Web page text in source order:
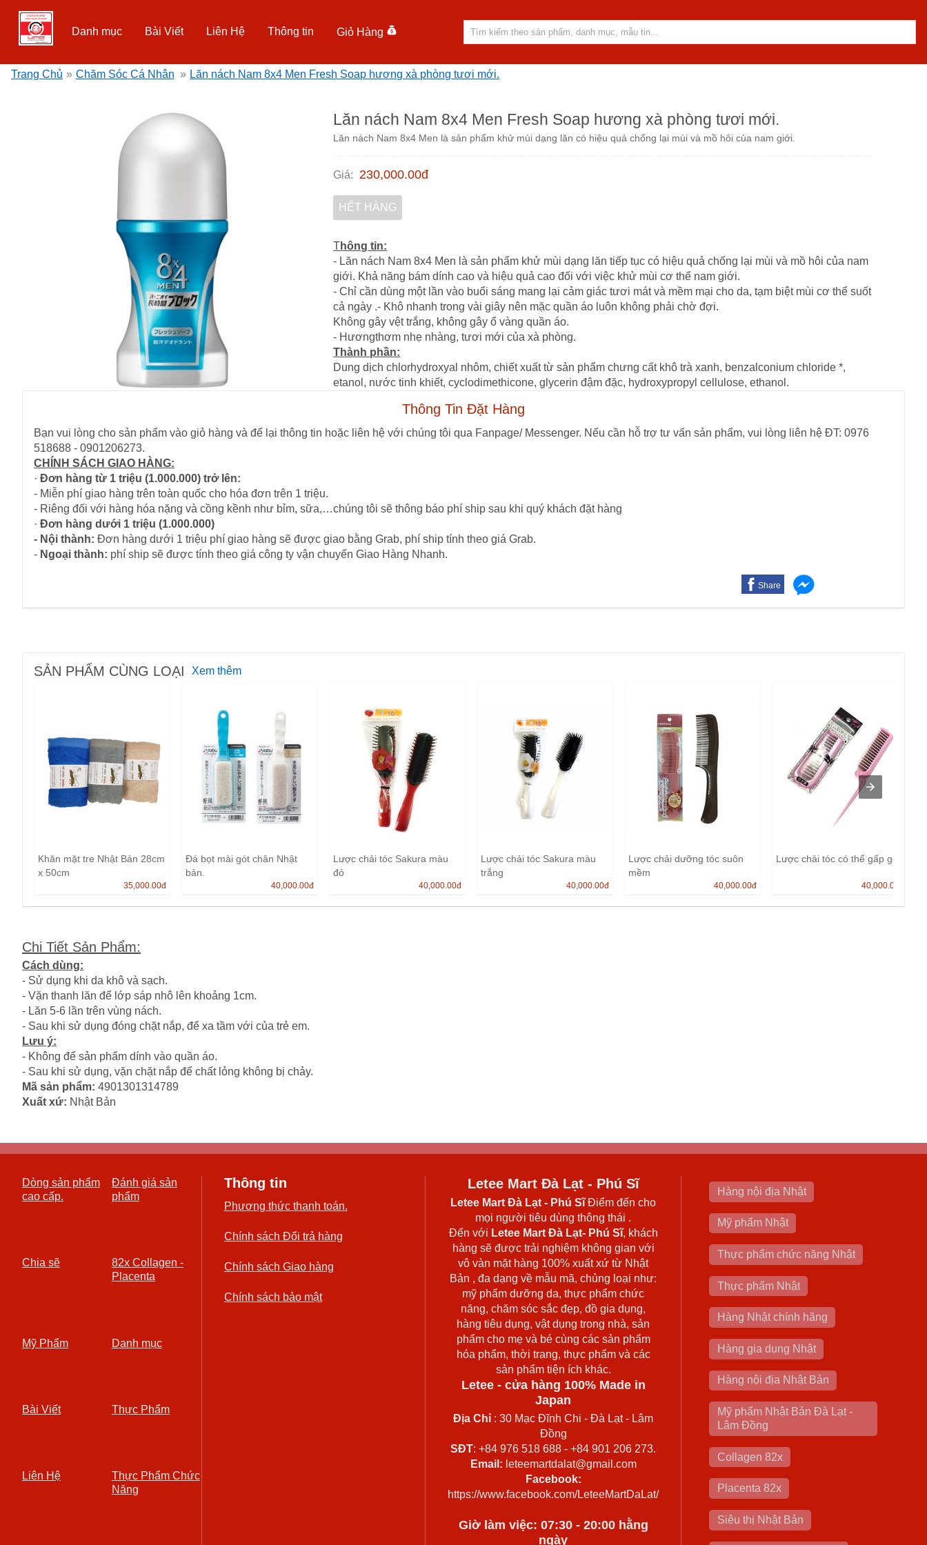
Danh mục Bài Viết Liên Hệ Thông tin Giỏ Hàng
Trang Chủ » Chăm Sóc Cá Nhân » Lăn nách Nam 8x4 Men Fresh Soap hương xà phòng tươi mới.
Lăn nách Nam 8x4 Men Fresh Soap hương xà phòng tươi mới.
Lăn nách Nam 8x4 Men là sản phẩm khử mùi dạng lăn có hiệu quả chống lại mùi và mồ hôi của nam giới.
Giá: 230,000.00đ
HẾT HÀNG
Thông tin:
- Lăn nách Nam 8x4 Men là sản phẩm khử mùi dạng lăn tiếp tục có hiệu quả chống lại mùi và mồ hôi của nam
giới. Khả năng bám dính cao và hiệu quả cao đối với việc khử mùi cơ thể nam giới.
- Chỉ cần dùng một lần vào buổi sáng mang lại cảm giác tươi mát và mềm mại cho da, tạm biệt mùi cơ thể suốt
cả ngày .- Khô nhanh trong vài giây nên mặc quần áo luôn không phải chờ đợi.
Không gây vệt trắng, không gây ố vàng quần áo.
- Hươngthơm nhẹ nhàng, tươi mới của xà phòng.
Thành phần:
Dung dịch chlorhydroxyal nhôm, chiết xuất từ ​​sản phẩm chưng cất khô trà xanh, benzalconium chloride *,
etanol, nước tinh khiết, cyclodimethicone, glycerin đậm đặc, hydroxypropyl cellulose, ethanol.
Thông Tin Đặt Hàng
Bạn vui lòng cho sản phẩm vào giỏ hàng và để lại thông tin hoặc liên hệ với chúng tôi qua Fanpage/ Messenger. Nếu cần hỗ trợ tư vấn sản phẩm, vui lòng liên hệ ĐT: 0976
518688 - 0901206273.
CHÍNH SÁCH GIAO HÀNG:
· Đơn hàng từ 1 triệu (1.000.000) trở lên:
- Miễn phí giao hàng trên toàn quốc cho hóa đơn trên 1 triệu.
- Riêng đối với hàng hóa nặng và cồng kềnh như bỉm, sữa,…chúng tôi sẽ thông báo phí ship sau khi quý khách đặt hàng
· Đơn hàng dưới 1 triệu (1.000.000)
- Nội thành: Đơn hàng dưới 1 triệu phí giao hàng sẽ được giao bằng Grab, phí ship tính theo giá Grab.
- Ngoại thành: phí ship sẽ được tính theo giá công ty vận chuyển Giao Hàng Nhanh.
Share
SẢN PHẨM CÙNG LOẠI Xem thêm
Khăn mặt tre Nhật Bản 28cm
x 50cm
35,000.00đ
Đá bọt mài gót chân Nhật
bản.
40,000.00đ
Lược chải tóc Sakura màu
đỏ
40,000.00đ
Lược chải tóc Sakura màu
trắng
40,000.00đ
Lược chải dưỡng tóc suôn
mềm
40,000.00đ
Lược chải tóc có thể gấp gọn
40,000.00
Chi Tiết Sản Phẩm:
Cách dùng:
- Sử dụng khi da khô và sạch.
- Vặn thanh lăn để lớp sáp nhô lên khoảng 1cm.
- Lăn 5-6 lần trên vùng nách.
- Sau khi sử dụng đóng chặt nắp, để xa tầm với của trẻ em.
Lưu ý:
- Không để sản phẩm dính vào quần áo.
- Sau khi sử dụng, vặn chặt nắp để chất lỏng không bị chảy.
Mã sản phẩm: 4901301314789
Xuất xứ: Nhật Bản
Dòng sản phẩm
cao cấp.
Đánh giá sản
phẩm
Chia sẽ
82x Collagen -
Placenta
Mỹ Phẩm Danh mục
Bài Viết Thực Phẩm
Liên Hệ
Thực Phẩm Chức
Năng
Thông tin
Phương thức thanh toán.
Chính sách Đổi trả hàng
Chính sách Giao hàng
Chính sách bảo mật
Letee Mart Đà Lạt - Phú Sĩ
Letee Mart Đà Lạt - Phú SĩĐiểm đến cho
mọi người tiêu dùng thông thái .
Đến với Letee Mart Đà Lạt- Phú Sĩ, khách
hàng sẽ được trải nghiệm không gian với
vô vàn mặt hàng 100% xuất xứ từ Nhật
Bản , đa dạng về mẫu mã, chủng loại như:
mỹ phẩm dưỡng da, thực phẩm chức
năng, chăm sóc sắc đẹp, đồ gia dụng,
hàng tiêu dụng, vật dụng trong nhà, sản
phẩm cho mẹ và bé cùng các sản phẩm
hóa phẩm, thời trang, thực phẩm và các
sản phẩm tiện ích khác.
Letee - cửa hàng 100% Made in
Japan
Địa Chỉ : 30 Mạc Đĩnh Chi - Đà Lạt - Lâm
Đồng
SĐT: +84 976 518 688 - +84 901 206 273.
Email: leteemartdalat@gmail.com
Facebook:
https://www.facebook.com/LeteeMartDaLat/
Giờ làm việc: 07:30 - 20:00 hằng
ngày
Hàng nội địa Nhật
Mỹ phẩm Nhật
Thực phẩm chức năng Nhật
Thực phẩm Nhật
Hàng Nhật chính hãng
Hàng gia dụng Nhật
Hàng nội địa Nhật Bản
Mỹ phẩm Nhật Bản Đà Lạt -
Lâm Đồng
Collagen 82x
Placenta 82x
Siêu thị Nhật Bản